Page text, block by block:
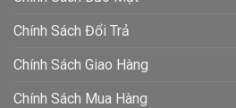
Chính Sách Đổi Trả
Chính Sách Giao Hàng
Chính Sách Mua Hàng